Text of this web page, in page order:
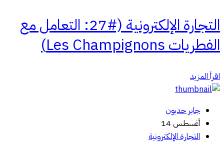
التجارة الإلكترونية (#27: التعامل مع
الفطريات Les Champignons)
اقرأ المزيد
جابر حدبون
أغسطس 14
التجارة الإلكترونية